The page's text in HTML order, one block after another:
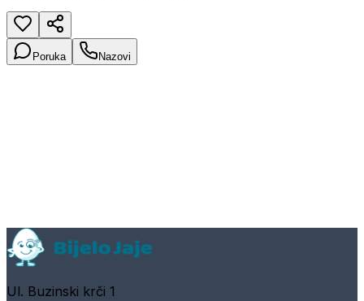
Poruka Nazovi
Ul. Buzinski krči 1